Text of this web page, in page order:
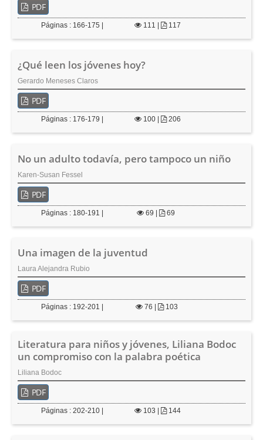
PDF
Páginas : 166-175 | 111 | 117
¿Qué leen los jóvenes hoy?
Gerardo Meneses Claros
PDF
Páginas : 176-179 | 100| 206
No un adulto todavía, pero tampoco un niño
Karen-Susan Fessel
PDF
Páginas : 180-191 | 69 | 69
Una imagen de la juventud
Laura Alejandra Rubio
PDF
Páginas : 192-201 | 76 | 103
Literatura para niños y jóvenes, Liliana Bodoc
un compromiso con la palabra poética
Liliana Bodoc
PDF
Páginas : 202-210 | 103 | 144